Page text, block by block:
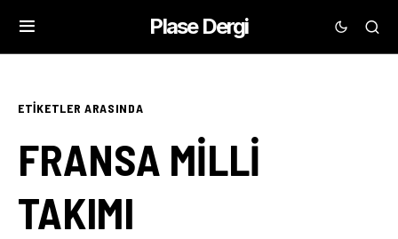
Plase Dergi
ETIKETLER ARASINDA
FRANSA MILLI
TAKIMI